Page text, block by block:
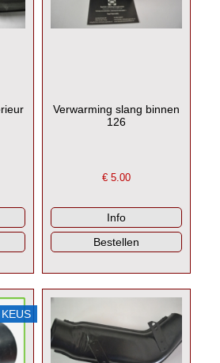
Verwarming slang binnen
126
€5.00